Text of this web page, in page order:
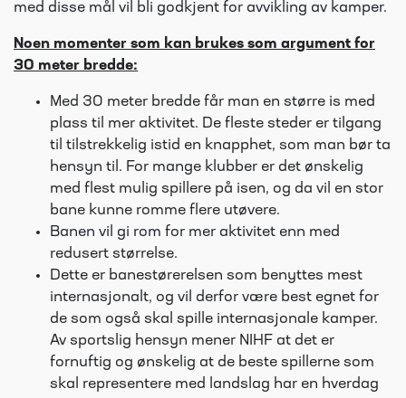
med disse mål vil bli godkjent for avvikling av kamper.
Noen momenter som kan brukes som argument for
30 meter bredde:
Med 30 meter bredde får man en større is med
plass til mer aktivitet. De fleste steder er tilgang
til tilstrekkelig istid en knapphet, som man bør ta
hensyn til. For mange klubber er det ønskelig
med flest mulig spillere på isen, og da vil en stor
bane kunne romme flere utøvere.
Banen vil gi rom for mer aktivitet enn med
redusert størrelse.
Dette er banestørerelsen som benyttes mest
internasjonalt, og vil derfor være best egnet for
de som også skal spille internasjonale kamper.
Av sportslig hensyn mener NIHF at det er
fornuftig og ønskelig at de beste spillerne som
skal representere med landslag har en hverdag